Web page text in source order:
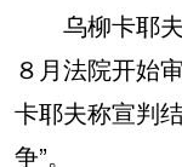
乌柳卡耶夫
８月法院开始
卡耶夫称宣判
争”。